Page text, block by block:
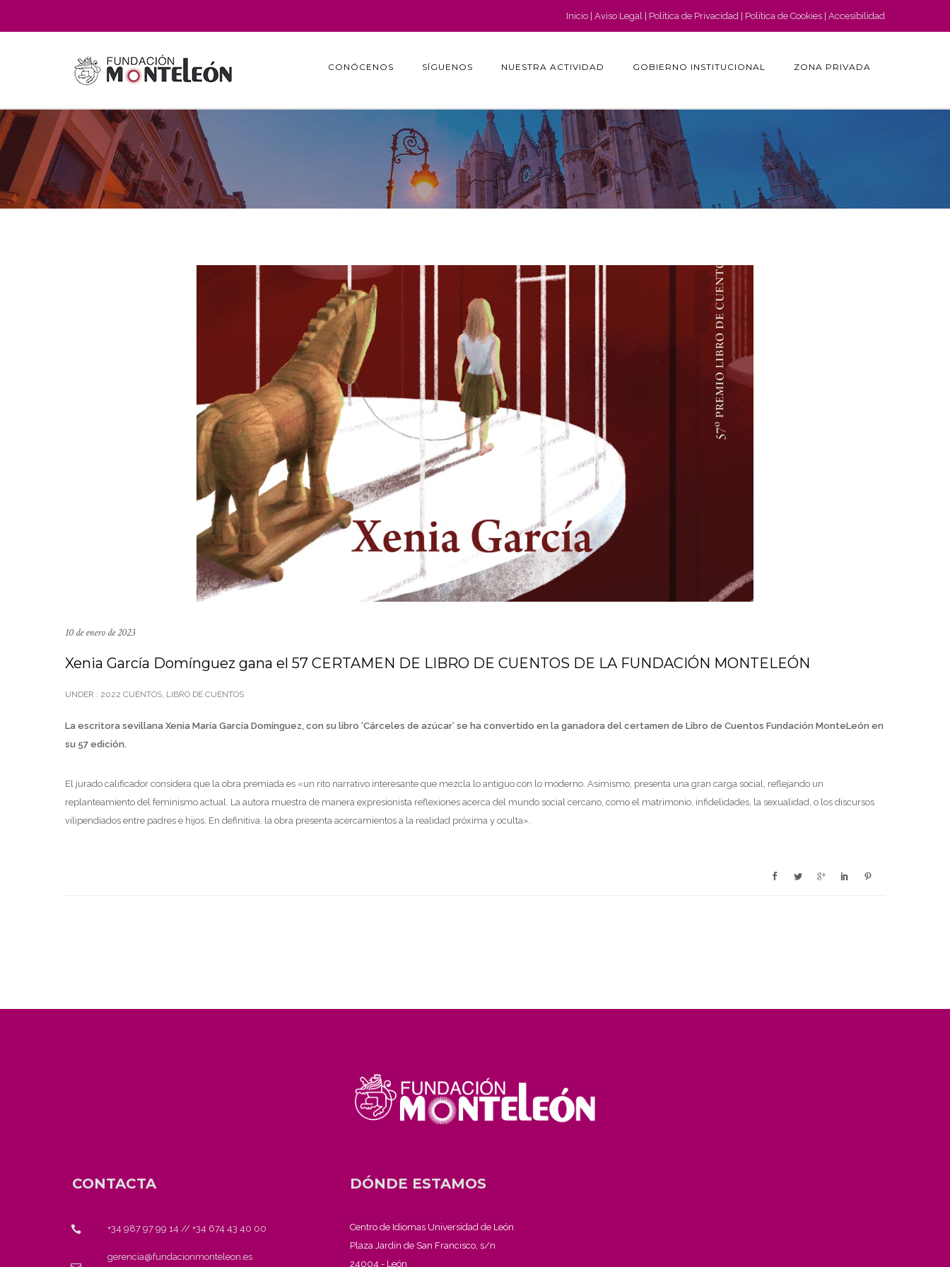
Inicio Aviso Legal Política de Privacidad Política de Cookies Accesibilidad
CONÓCENOS SÍGUENOS NUESTRA ACTIVIDAD GOBIERNO INSTITUCIONAL ZONA PRIVADA
10 de enero de 2023
Xenia García Domínguez gana el 57 CERTAMEN DE LIBRO DE CUENTOS DE LA FUNDACIÓN MONTELEÓN
UNDER : 2022 CUENTOS, LIBRO DE CUENTOS
La escritora sevillana Xenia María García Domínguez, con su libro ‘Cárceles de azúcar’ se ha convertido en la ganadora del certamen de Libro de Cuentos Fundación MonteLeón en
su 57 edición.
El jurado calificador considera que la obra premiada es «un rito narrativo interesante que mezcla lo antiguo con lo moderno. Asimismo, presenta una gran carga social, reflejando un
replanteamiento del feminismo actual. La autora muestra de manera expresionista reflexiones acerca del mundo social cercano, como el matrimonio, infidelidades, la sexualidad, o los discursos
vilipendiados entre padres e hijos. En definitiva, la obra presenta acercamientos a la realidad próxima y oculta».
CONTACTA
+34 987 97 99 14 // +34 674 43 40 00
gerencia@fundacionmonteleon.es
DÓNDE ESTAMOS
Centro de Idiomas Universidad de León
Plaza Jardín de San Francisco, s/n
24004 - León